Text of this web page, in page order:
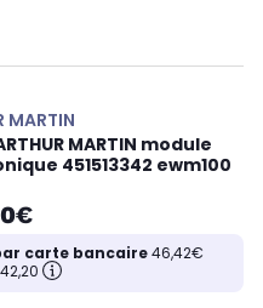
MARTIN
MARTIN module
451513342 ewm100
carte bancaire46,42€